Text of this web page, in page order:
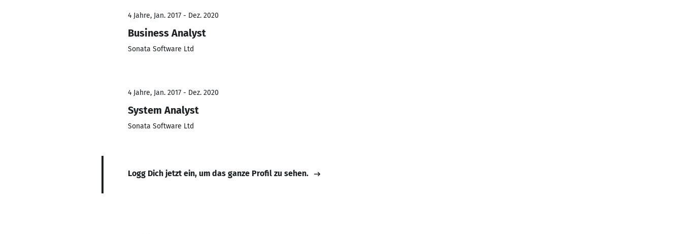
4 Jahre, Jan. 2017 - Dez. 2020
Business Analyst
Sonata Software Ltd
4 Jahre, Jan. 2017 - Dez. 2020
System Analyst
Sonata Software Ltd
Logg Dich jetzt ein, um das ganze Profil zu sehen.